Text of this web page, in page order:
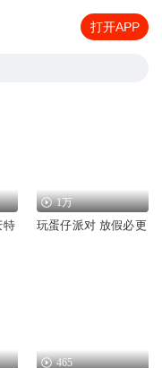
打开APP
特
1万
玩蛋仔派对 放假必更
465